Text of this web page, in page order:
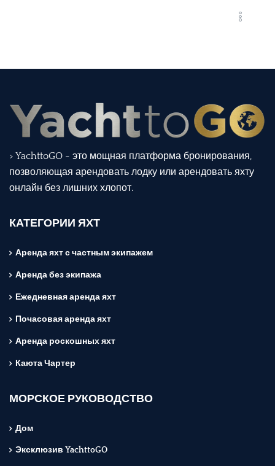
> YachttoGO - это мощная платформа бронирования,
позволяющая арендовать лодку или арендовать яхту
онлайн без лишних хлопот.
КАТЕГОРИИ ЯХТ
Аренда яхт с частным экипажем
Аренда без экипажа
Ежедневная аренда яхт
Почасовая аренда яхт
Аренда роскошных яхт
Каюта Чартер
МОРСКОЕ РУКОВОДСТВО
Дом
Эксклюзив YachttoGO